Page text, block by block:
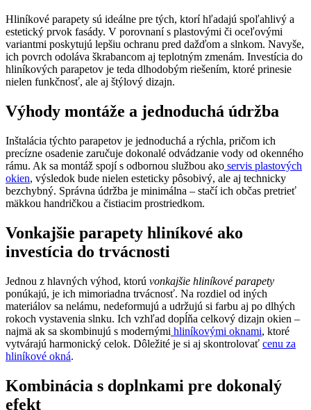
Hliníkové parapety sú ideálne pre tých, ktorí hľadajú spoľahlivý a
estetický prvok fasády. V porovnaní s plastovými či oceľovými
variantmi poskytujú lepšiu ochranu pred dažďom a slnkom. Navyše,
ich povrch odoláva škrabancom aj teplotným zmenám. Investícia do
hliníkových parapetov je teda dlhodobým riešením, ktoré prinesie
nielen funkčnosť, ale aj štýlový dizajn.
Výhody montáže a jednoduchá údržba
Inštalácia týchto parapetov je jednoduchá a rýchla, pričom ich
precízne osadenie zaručuje dokonalé odvádzanie vody od okenného
rámu. Ak sa montáž spojí s odbornou službou ako servis plastových
okien, výsledok bude nielen esteticky pôsobivý, ale aj technicky
bezchybný. Správna údržba je minimálna – stačí ich občas pretrieť
mäkkou handričkou a čistiacim prostriedkom.
Vonkajšie parapety hliníkové ako
investícia do trvácnosti
Jednou z hlavných výhod, ktorú vonkajšie hliníkové parapety
ponúkajú, je ich mimoriadna trvácnosť. Na rozdiel od iných
materiálov sa nelámu, nedeformujú a udržujú si farbu aj po dlhých
rokoch vystavenia slnku. Ich vzhľad dopĺňa celkový dizajn okien –
najmä ak sa skombinujú s modernými hliníkovými oknami, ktoré
vytvárajú harmonický celok. Dôležité je si aj skontrolovať cenu za
hliníkové okná.
Kombinácia s doplnkami pre dokonalý
efekt